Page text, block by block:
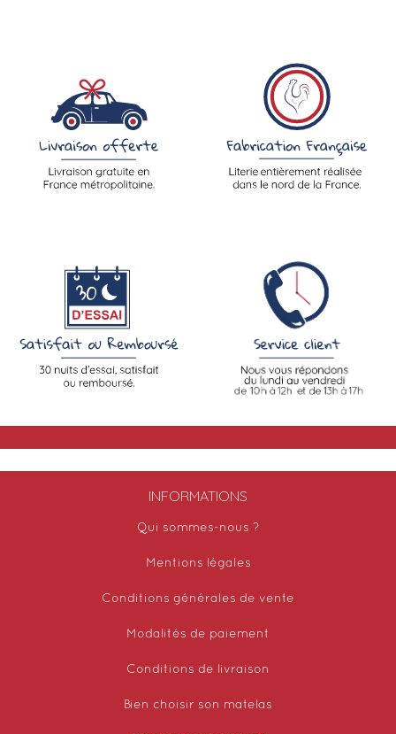
INFORMATIONS
Qui sommes-nous ?
Mentions légales
Conditions générales de vente
Modalités de paiement
Conditions de livraison
Bien choisir son matelas